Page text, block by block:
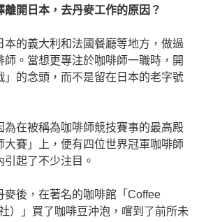
離開日本，去丹麥工作的原因？
本的義大利和法國餐廳等地方，做過
師。當想更專注於咖啡師一職時，開
」的念頭，而不是留在日本的老字號
為在被稱為咖啡師競技賽事的最高殿
賽」上，便有四位世界冠軍咖啡師
起了不少注目。
麥後，在著名的咖啡館「Coffee
）」買了咖啡豆沖泡，嚐到了前所未